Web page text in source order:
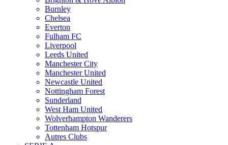
Burnley
Chelsea
Everton
Fulham FC
Liverpool
Leeds United
Manchester City
Manchester United
Newcastle United
Nottingham Forest
Sunderland
West Ham United
Wolverhampton Wanderers
Tottenham Hotspur
Autres Clubs